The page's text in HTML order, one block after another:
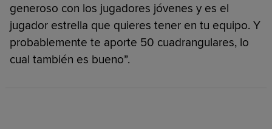
generoso con los jugadores jóvenes y es el
jugador estrella que quieres tener en tu equipo. Y
probablemente te aporte 50 cuadrangulares, lo
cual también es bueno”.